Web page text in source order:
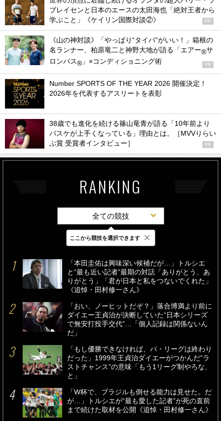
ブレイセンと日本のエースの太田海也「絶対王者から
学ぶこと」《ケイリン国際対談②》
PR
《山の神対談》「やっぱり“タイパ”がいい！」箱根の
名ランナー、柏原竜二と神野大地が語る「エアー®サ
ロンパス® 」×コンディショニング術 PR
Number SPORTS OF THE YEAR 2026 開催決定！
2026年を代表するアスリートを表彰
38歳でも進化を続ける篠山竜青が語る「10年前より
バスケが上手くなっている」理由とは。［MVVりらい
ぶ賞 受賞者インタビュー］
PR
RANKING
全ての競技
最新 24時間 週間
「本田圭佑は興味深い候補だが…」トルシエ
と“最も近い記者”最期の対話「ありがとう、あ
りがとう」「君が日本と私をつないでくれた」
《追悼・田村修一さん》
「おい、ノーヒットだぞ？」落合博満より前に
ダイエー王貞治が決断していた“日本シリーズ
で無安打投手交代”…「個人記録は関係ないん
だ」
「もし優勝できなければ、パ・リーグは終わり
だった」1999年王貞治ダイエーがつかんだ“ラ
ストチャンス”の意味「もう1リーグ制やろな、
と」
「W杯で、ブラジルも倒せる能力は見せた。だ
が…」トルシエが“最も愛した記者”が死の直前
まで続けた取材を公開《追悼・田村修一さん》
ここから競技を選択できます ×